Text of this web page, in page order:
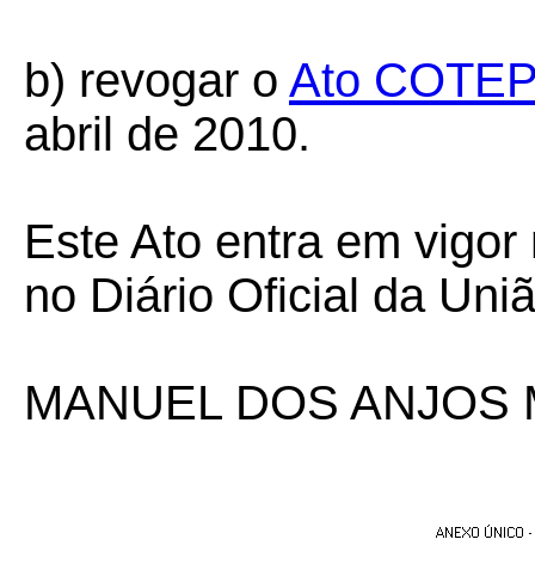
b) revogar o Ato
abril de 2010.
Este Ato entra em
no Diário Oficial da
MANUEL DOS ANJOS